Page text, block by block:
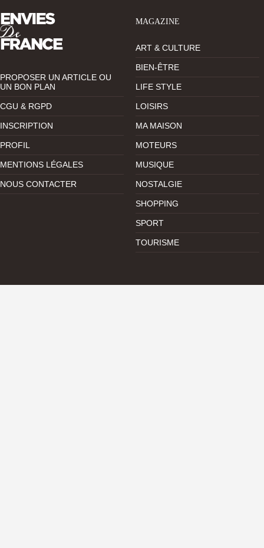
PROPOSER UN ARTICLE OU
UN BON PLAN
CGU & RGPD
INSCRIPTION
PROFIL
MENTIONS LÉGALES
NOUS CONTACTER
MAGAZINE
ART & CULTURE
BIEN-ÊTRE
LIFE STYLE
LOISIRS
MA MAISON
MOTEURS
MUSIQUE
NOSTALGIE
SHOPPING
SPORT
TOURISME